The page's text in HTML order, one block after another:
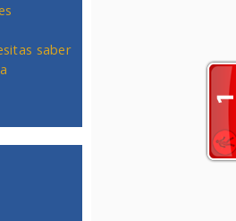
saber